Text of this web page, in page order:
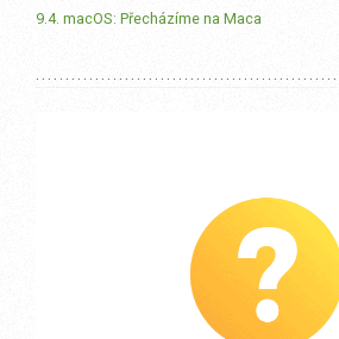
9.4. macOS: Přecházíme na Maca